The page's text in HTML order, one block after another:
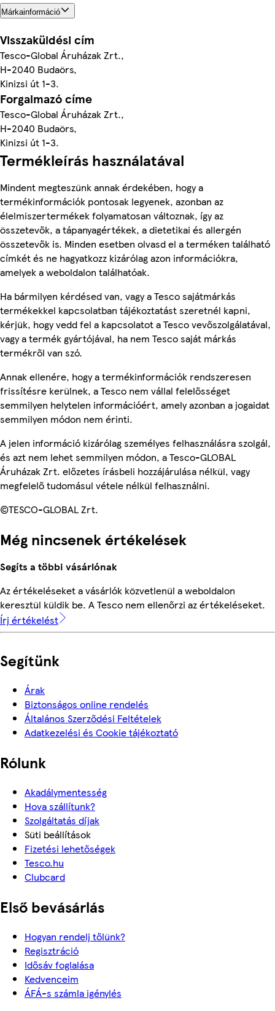
Márkainformáció
Visszaküldési cím
Tesco-Global Áruházak Zrt.,
H-2040 Budaörs,
Kinizsi út 1-3.
Forgalmazó címe
Tesco-Global Áruházak Zrt.,
H-2040 Budaörs,
Kinizsi út 1-3.
Termékleírás használatával
Mindent megteszünk annak érdekében, hogy a
termékinformációk pontosak legyenek, azonban az
élelmiszertermékek folyamatosan változnak, így az
összetevők, a tápanyagértékek, a dietetikai és allergén
összetevők is. Minden esetben olvasd el a terméken található
címkét és ne hagyatkozz kizárólag azon információkra,
amelyek a weboldalon találhatóak.
Ha bármilyen kérdésed van, vagy a Tesco sajátmárkás
termékekkel kapcsolatban tájékoztatást szeretnél kapni,
kérjük, hogy vedd fel a kapcsolatot a Tesco vevőszolgálatával,
vagy a termék gyártójával, ha nem Tesco saját márkás
termékről van szó.
Annak ellenére, hogy a termékinformációk rendszeresen
frissítésre kerülnek, a Tesco nem vállal felelősséget
semmilyen helytelen információért, amely azonban a jogaidat
semmilyen módon nem érinti.
A jelen információ kizárólag személyes felhasználásra szolgál,
és azt nem lehet semmilyen módon, a Tesco-GLOBAL
Áruházak Zrt. előzetes írásbeli hozzájárulása nélkül, vagy
megfelelő tudomásul vétele nélkül felhasználni.
©TESCO-GLOBAL Zrt.
Még nincsenek értékelések
Segíts a többi vásárlónak
Az értékeléseket a vásárlók közvetlenül a weboldalon
keresztül küldik be. A Tesco nem ellenőrzi az értékeléseket.
Írj értékelést
Segítünk
Árak
Biztonságos online rendelés
Általános Szerződési Feltételek
Adatkezelési és Cookie tájékoztató
Rólunk
Akadálymentesség
Hova szállítunk?
Szolgáltatás díjak
Süti beállítások
Fizetési lehetőségek
Tesco.hu
Clubcard
Első bevásárlás
Hogyan rendelj tőlünk?
Regisztráció
Idősáv foglalása
Kedvenceim
ÁFÁ-s számla igénylés